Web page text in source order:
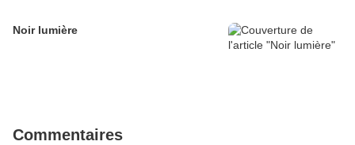
Noir lumière
Commentaires